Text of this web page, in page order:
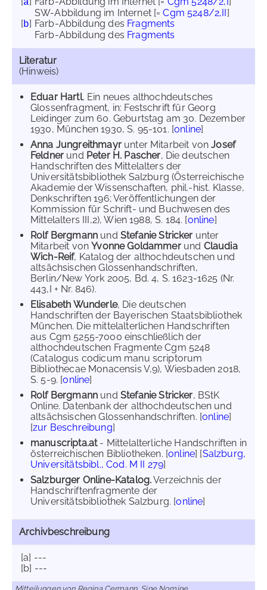
a
SW-Abbildung im Internet[=Cgm 5248/2,II]
[b] Farb-Abbildung des Fragments
Farb-Abbildung des Fragments
Literatur
(Hinweis)
Eduar Hartl, Ein neues althochdeutsches
Glossenfragment, in: Festschrift für Georg
Leidinger zum 60. Geburtstag am 30. Dezember
1930, München 1930, S. 95-101. [online]
Anna Jungreithmayrunter Mitarbeit vonJosef
Feldner und Peter H. Pascher, Die deutschen
Handschriften des Mittelalters der
Universitätsbibliothek Salzburg (Österreichische
Akademie der Wissenschaften, phil.-hist. Klasse,
Denkschriften 196; Veröffentlichungen der
Kommission für Schrift- und Buchwesen des
Mittelalters III,2), Wien 1988, S. 184. [online]
Rolf Bergmann und Stefanie Stricker unter
Mitarbeit vonYvonne Goldammerund Claudia
Wich-Reif, Katalog der althochdeutschen und
altsächsischen Glossenhandschriften,
Berlin/New York 2005, Bd. 4, S. 1623-1625 (Nr.
443,I + Nr. 846).
Elisabeth Wunderle, Die deutschen
Handschriften der Bayerischen Staatsbibliothek
München. Die mittelalterlichen Handschriften
aus Cgm 5255-7000 einschließlich der
althochdeutschen Fragmente Cgm 5248
(Catalogus codicum manu scriptorum
Bibliothecae Monacensis V,9), Wiesbaden 2018,
S. 5-9. [online]
Rolf Bergmann und Stefanie Stricker, BStK
Online. Datenbank der althochdeutschen und
altsächsischen Glossenhandschriften. [online]
[zur Beschreibung]
manuscripta.at- Mittelalterliche Handschriften in
österreichischen Bibliotheken. [online] [Salzburg,
Universitätsbibl., Cod. M II 279]
Salzburger Online-Katalog.Verzeichnis der
Handschriftenfragmente der
Universitätsbibliothek Salzburg. [online]
Archivbeschreibung
[a] ---
[b] ---